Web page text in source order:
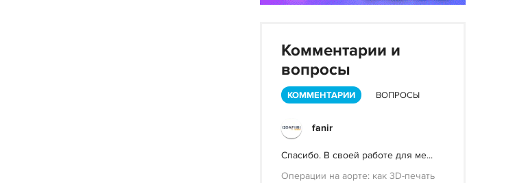
Комментарии и
вопросы
КОММЕНТАРИИ ВОПРОСЫ
fanir
Спасибо. В своей работе для ме...
Операции на аорте: как 3D-печать